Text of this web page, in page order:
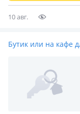
10 авг.
Бутик или на кафе